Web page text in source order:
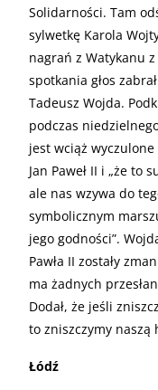
Solidarności. Tam
sylwetkę Karola
nagrań z Watykanu
spotkania głos
Tadeusz Wojda.
podczas
jest wciąż
Jan Paweł II i „że to
ale nas wzywa do
symbolicznym
jego godności”.
Pawła II zostały
ma żadnych
Dodał, że jeśli
to zniszczymy naszą
Łódź